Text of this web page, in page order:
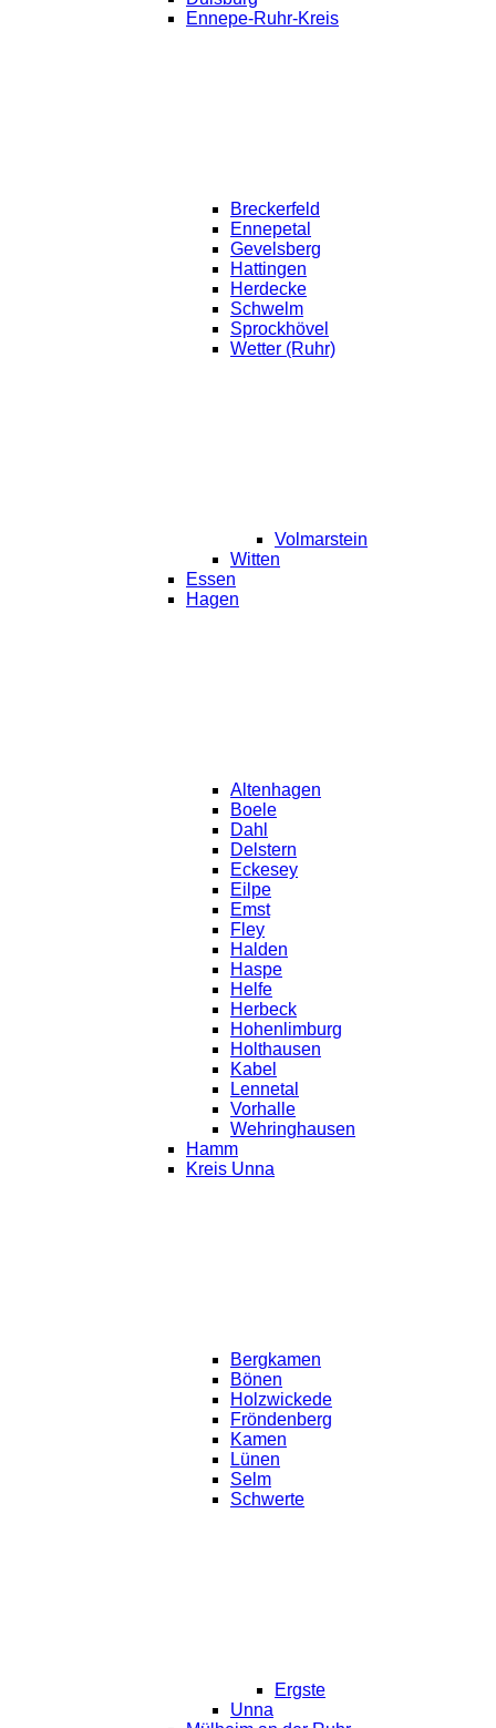
Ennepe-Ruhr-Kreis
Breckerfeld
Ennepetal
Gevelsberg
Hattingen
Herdecke
Schwelm
Sprockhövel
Wetter (Ruhr)
Volmarstein
Witten
Essen
Hagen
Altenhagen
Boele
Dahl
Delstern
Eckesey
Eilpe
Emst
Fley
Halden
Haspe
Helfe
Herbeck
Hohenlimburg
Holthausen
Kabel
Lennetal
Vorhalle
Wehringhausen
Hamm
Kreis Unna
Bergkamen
Bönen
Holzwickede
Fröndenberg
Kamen
Lünen
Selm
Schwerte
Ergste
Unna